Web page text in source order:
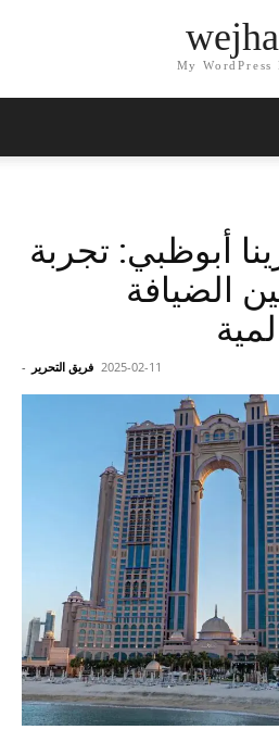
My WordPress
أبوظبي: تجربة
الضيافة
فريق التحرير - 2025-02-11